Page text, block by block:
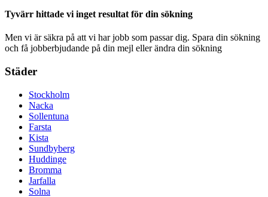
Tyvärr hittade vi inget resultat för din sökning
Men vi är säkra på att vi har jobb som passar dig. Spara din sökning
och få jobberbjudande på din mejl eller ändra din sökning
Städer
Stockholm
Nacka
Sollentuna
Farsta
Kista
Sundbyberg
Huddinge
Bromma
Jarfalla
Solna